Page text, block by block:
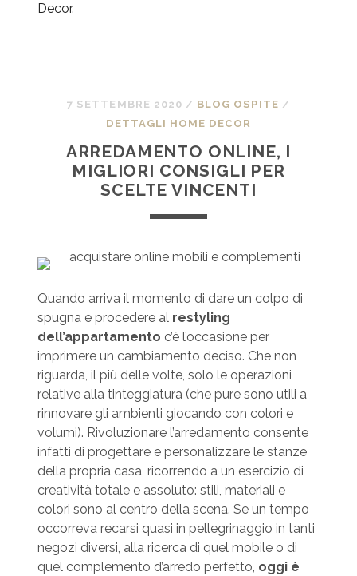
Decor.
7 SETTEMBRE 2020 / BLOG OSPITE /
DETTAGLI HOME DECOR
ARREDAMENTO ONLINE, I
MIGLIORI CONSIGLI PER
SCELTE VINCENTI
Quando arriva il momento di dare un colpo di
spugna e procedere al restyling
dell’appartamento c’è l’occasione per
imprimere un cambiamento deciso. Che non
riguarda, il più delle volte, solo le operazioni
relative alla tinteggiatura (che pure sono utili a
rinnovare gli ambienti giocando con colori e
volumi). Rivoluzionare l’arredamento consente
infatti di progettare e personalizzare le stanze
della propria casa, ricorrendo a un esercizio di
creatività totale e assoluto: stili, materiali e
colori sono al centro della scena. Se un tempo
occorreva recarsi quasi in pellegrinaggio in tanti
negozi diversi, alla ricerca di quel mobile o di
quel complemento d’arredo perfetto, oggi è